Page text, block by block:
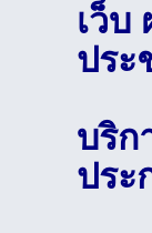
เว็บ
ประ
บริก
ประ